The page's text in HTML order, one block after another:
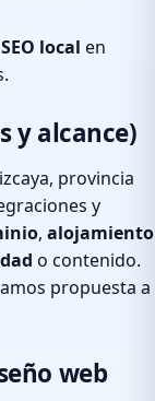
SEO local en
y alcance)
provincia
y
, alojamiento
o contenido.
propuesta a
web